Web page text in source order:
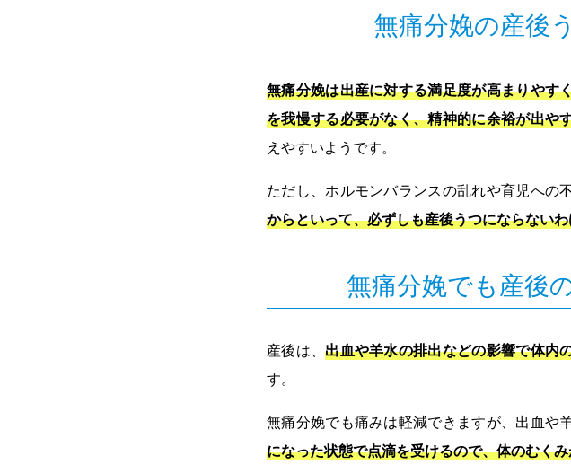
無痛分娩の産後
無痛分娩は出産に対する満足度が高まりやす
を我慢する必要がなく、精神的に余裕が出や
えやすいようです。
ただし、ホルモンバランスの乱れや育児への
からといって、必ずしも産後うつにならない
無痛分娩でも産後
産後は、出血や羊水の排出などの影響で体内
す。
無痛分娩でも痛みは軽減できますが、出血や
になった状態で点滴を受けるので、体のむく